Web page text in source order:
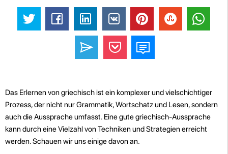
Das Erlernen von griechisch ist ein komplexer und vielschichtiger
Prozess, der nicht nur Grammatik, Wortschatz und Lesen, sondern
auch die Aussprache umfasst. Eine gute griechisch-Aussprache
kann durch eine Vielzahl von Techniken und Strategien erreicht
werden. Schauen wir uns einige davon an.